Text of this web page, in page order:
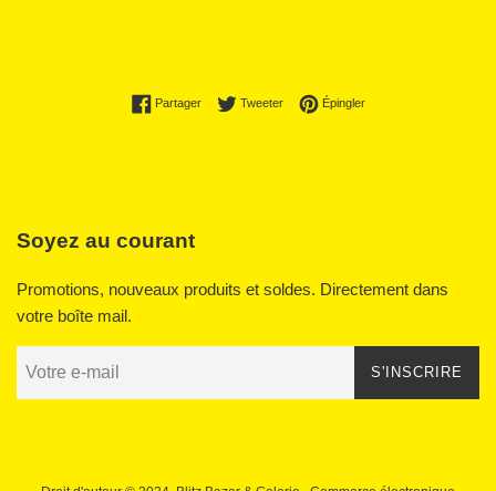
PartagerPartager sur Facebook
TweeterTweeter sur Twitter
ÉpinglerÉpingler sur Pinterest
Soyez au courant
Promotions, nouveaux produits et soldes. Directement dans
votre boîte mail.
S'INSCRIRE